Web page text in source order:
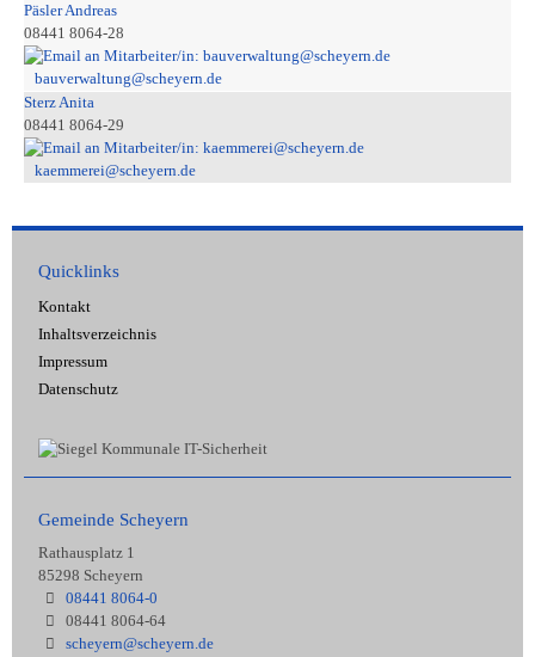
Päsler Andreas
08441 8064-28
bauverwaltung@scheyern.de
Sterz Anita
08441 8064-29
kaemmerei@scheyern.de
Quicklinks
Kontakt
Inhaltsverzeichnis
Impressum
Datenschutz
Gemeinde Scheyern
Rathausplatz 1
85298 Scheyern
08441 8064-0
08441 8064-64
scheyern@scheyern.de